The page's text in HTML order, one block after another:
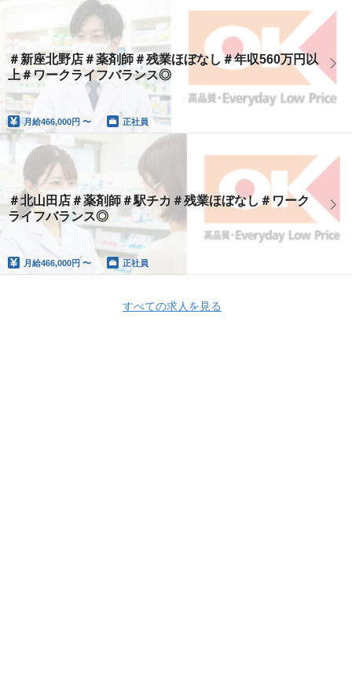
＃新座北野店＃薬剤師＃残業ほぼなし＃年収560万円以
上＃ワークライフバランス◎
月給466,000円 〜 正社員
＃北山田店＃薬剤師＃駅チカ＃残業ほぼなし＃ワーク
ライフバランス◎
月給466,000円 〜 正社員
すべての求人を見る